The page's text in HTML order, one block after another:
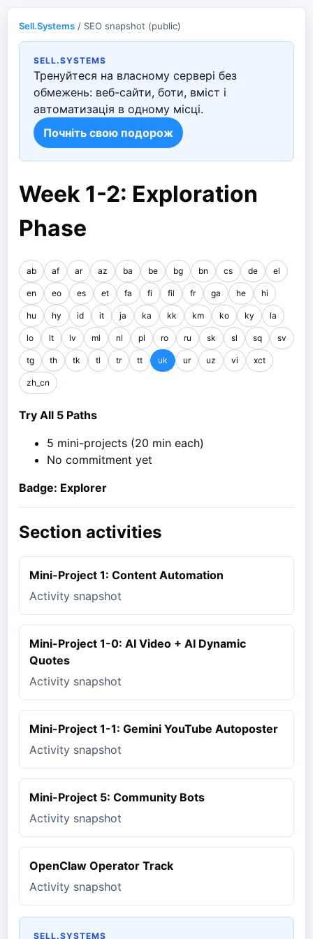
Sell.Systems / SEO snapshot (public)
SELL.SYSTEMS
Тренуйтеся на власному сервері без
обмежень: веб-сайти, боти, вміст і
автоматизація в одному місці.
Почніть свою подорож
Week 1-2: Exploration
Phase
ab af ar az ba be bg bn cs de el
en eo es et fa fi fil fr ga he hi
hu hy id it ja ka kk km ko ky la
lo lt lv ml nl pl ro ru sk sl sq sv
tg th tk tl tr tt uk ur uz vi xct
zh_cn
Try All 5 Paths
5 mini-projects (20 min each)
No commitment yet
Badge: Explorer
Section activities
Mini-Project 1: Content Automation
Activity snapshot
Mini-Project 1-0: AI Video + AI Dynamic
Quotes
Activity snapshot
Mini-Project 1-1: Gemini YouTube Autoposter
Activity snapshot
Mini-Project 5: Community Bots
Activity snapshot
OpenClaw Operator Track
Activity snapshot
SELL.SYSTEMS